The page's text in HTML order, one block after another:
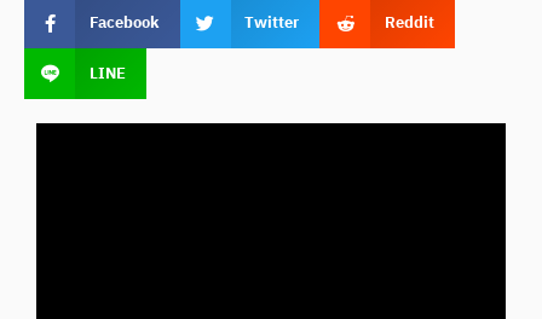
Facebook Twitter
Reddit
LINE